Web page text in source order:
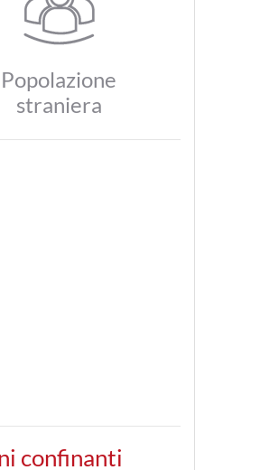
Popolazione
straniera
confinanti